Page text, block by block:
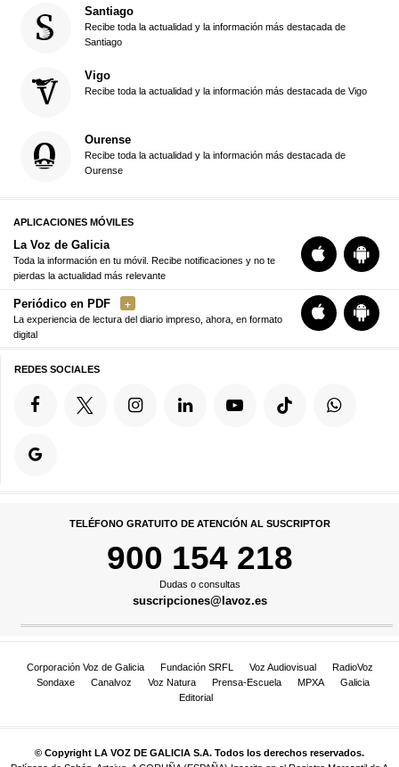
Santiago
Recibe toda la actualidad y la información más destacada de
Santiago
Vigo
Recibe toda la actualidad y la información más destacada de Vigo
Ourense
Recibe toda la actualidad y la información más destacada de
Ourense
APLICACIONES MÓVILES
La Voz de Galicia
Toda la información en tu móvil. Recibe notificaciones y no te
pierdas la actualidad más relevante
Periódico en PDF
La experiencia de lectura del diario impreso, ahora, en formato
digital
REDES SOCIALES
TELÉFONO GRATUITO DE ATENCIÓN AL SUSCRIPTOR
900 154 218
Dudas o consultas
suscripciones@lavoz.es
Corporación Voz de Galicia Fundación SRFL Voz Audiovisual
RadioVoz
Sondaxe
Canalvoz Voz Natura Prensa-Escuela MPXA
Galicia
Editorial
© Copyright LA VOZ DE GALICIA S.A. Todos los derechos reservados.